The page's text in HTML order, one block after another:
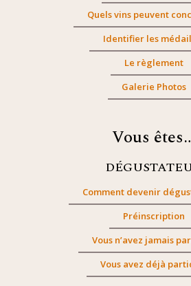
Quels vins peuvent
Identifier les
Le règlement
Galerie Photos
Vous
Comment devenir
Préinscription
Vous n’avez jamais
Vous avez déjà